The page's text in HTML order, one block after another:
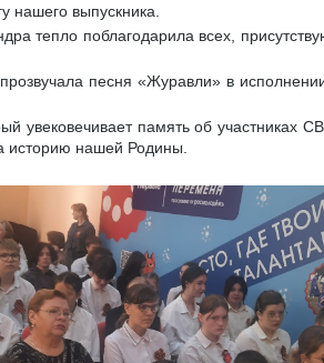
нашего выпускника.
тепло поблагодарила всех,
песня «Журавли» в
увековечивает память об участниках
историю нашей Родины.